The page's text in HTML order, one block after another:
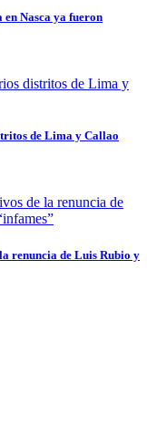
Nasca ya fueron
de Lima y Callao
renuncia de Luis Rubio y